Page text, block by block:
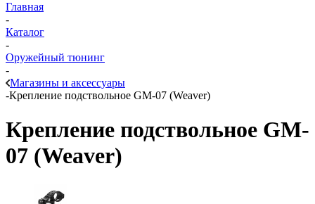
Главная
-
Каталог
-
Оружейный тюнинг
-
Магазины и аксессуары
-Крепление подствольное GM-07 (Weaver)
Крепление подствольное GM-
07 (Weaver)